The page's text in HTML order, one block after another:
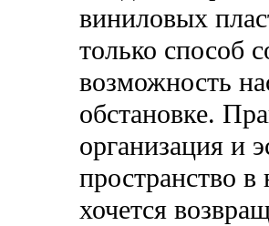
виниловых
только способ
возможность
обстановке.
организация и
пространство
хочется